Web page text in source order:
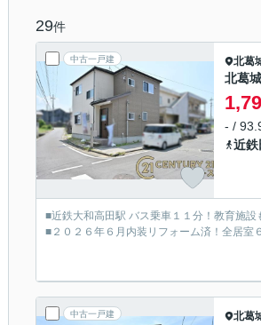
29件
中古一戸建 北葛
北葛
- /
近鉄
■近鉄大和高田駅 バス乗車１１分！教育施設
■２０２６年６月内装リフォーム済！全居室
中古一戸建 北葛